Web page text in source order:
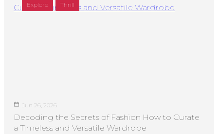
Explore Thrill
Jun 26, 2026
Decoding the Secrets of Fashion How to Curate
a Timeless and Versatile Wardrobe